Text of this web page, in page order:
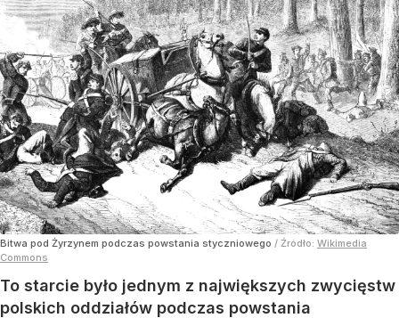
Bitwa pod Żyrzynem podczas powstania styczniowego / Źródło: Wikimedia
Commons
To starcie było jednym z największych zwycięstw
polskich oddziałów podczas powstania